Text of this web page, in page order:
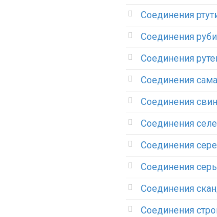
Соединения
Соединения
Соединения
Соединения
Соединения
Соединения
Соединения
Соединения
Соединения
Соединения